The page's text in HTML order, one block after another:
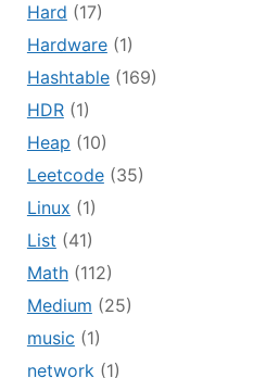
Hard (17)
Hardware(1)
Hashtable(169)
HDR(1)
Heap (10)
Leetcode(35)
Linux (1)
List (41)
Math(112)
Medium (25)
music (1)
network(1)